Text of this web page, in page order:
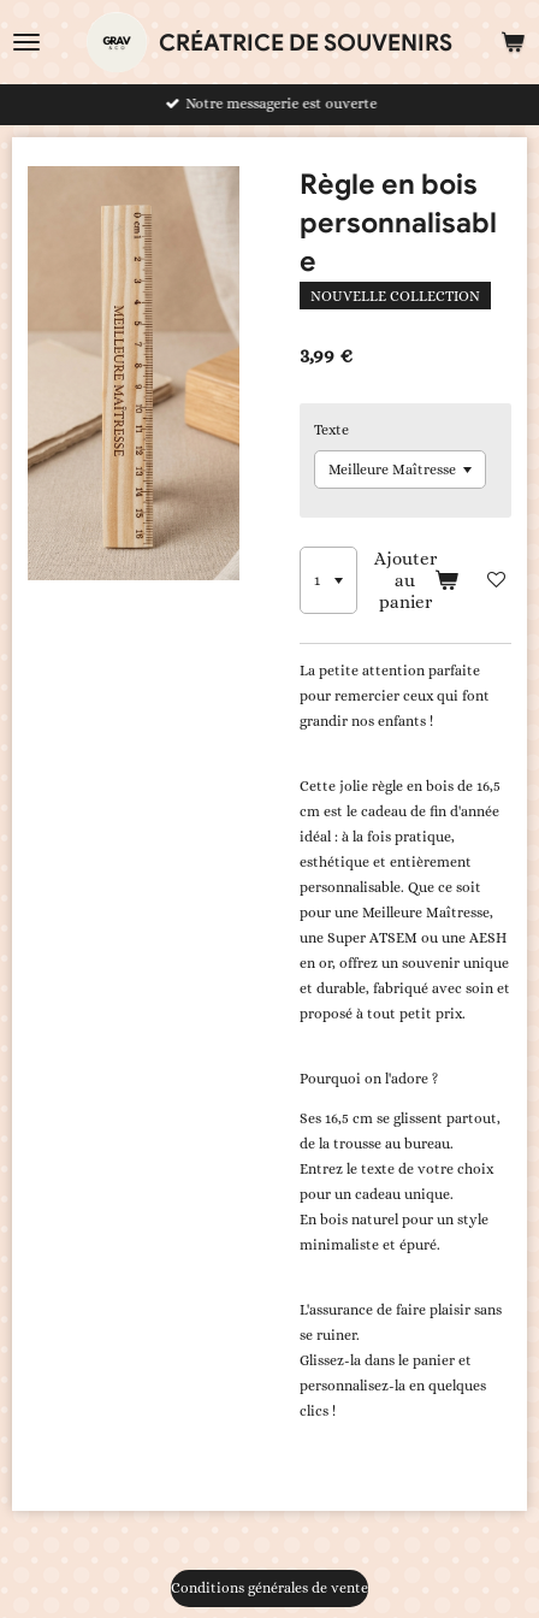
au
CRÉATRICE DE SOUVENIRS
Notre messagerie est ouverte
Règle en bois
personnalisabl
e
NOUVELLE COLLECTION
3,99 €
Texte
Ajouter
au
panier
La petite attention parfaite
pour remercier ceux qui font
grandir nos enfants !
​Cette jolie règle en bois de 16,5
cm est le cadeau de fin d'année
idéal : à la fois pratique,
esthétique et entièrement
personnalisable. Que ce soit
pour une Meilleure Maîtresse,
une Super ATSEM ou une AESH
en or, offrez un souvenir unique
et durable, fabriqué avec soin et
proposé à tout petit prix.
​Pourquoi on l'adore ?
Ses 16,5 cm se glissent partout,
de la trousse au bureau.
​Entrez le texte de votre choix
pour un cadeau unique.
En bois naturel pour un style
minimaliste et épuré.
L'assurance de faire plaisir sans
se ruiner.
​Glissez-la dans le panier et
personnalisez-la en quelques
clics !
Conditions générales de vente